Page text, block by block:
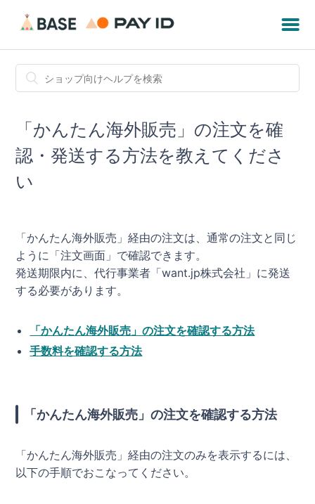
「かんたん海外販売」の注文を確
認・発送する方法を教えてくださ
い
「かんたん海外販売」経由の注文は、通常の注文と同じ
ように「注文画面」で確認できます。
発送期限内に、代行事業者「want.jp株式会社」に発送
する必要があります。
「かんたん海外販売」の注文を確認する方法
手数料を確認する方法
「かんたん海外販売」の注文を確認する方法
「かんたん海外販売」経由の注文のみを表示するには、
以下の手順でおこなってください。